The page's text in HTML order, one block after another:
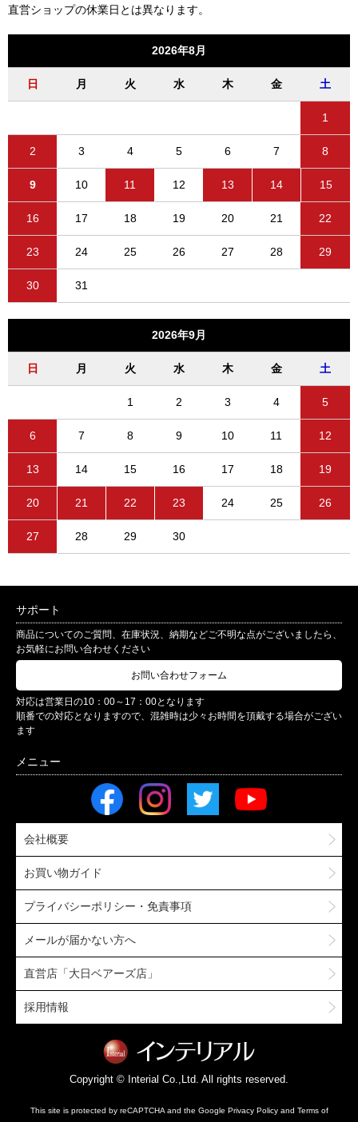
直営ショップの休業日とは異なります。
2026年8月
日 月 火 水 木 金 土
1
2 3 4 5 6 7 8
9 10 11 12 13 14 15
16 17 18 19 20 21 22
23 24 25 26 27 28 29
30 31
2026年9月
日 月 火 水 木 金 土
1 2 3 4 5
6 7 8 9 10 11 12
13 14 15 16 17 18 19
20 21 22 23 24 25 26
27 28 29 30
サポート
商品についてのご質問、在庫状況、納期などご不明な点がございましたら、
お気軽にお問い合わせください
お問い合わせフォーム
対応は営業日の10：00～17：00となります
順番での対応となりますので、混雑時は少々お時間を頂戴する場合がござい
ます
会社概要
お買い物ガイド
プライバシーポリシー・免責事項
メールが届かない方へ
直営店「大日ベアーズ店」
採用情報
Copyright © Interial Co.,Ltd. All rights reserved.
This site is protected by reCAPTCHA and the Google Privacy Policyand Terms of